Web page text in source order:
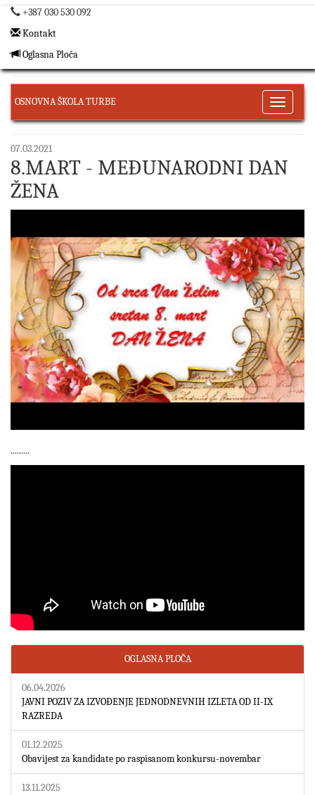
+387 030 530 092
Kontakt
Oglasna Ploča
Toggle
OSNOVNA ŠKOLA TURBE
07.03.2021
8.MART - MEĐUNARODNI DAN
ŽENA
.........
OGLASNA PLOČA
06.04.2026
JAVNI POZIV ZA IZVOĐENJE JEDNODNEVNIH IZLETA OD II-IX
RAZREDA
01.12.2025
Obavijest za kandidate po raspisanom konkursu-novembar
13.11.2025